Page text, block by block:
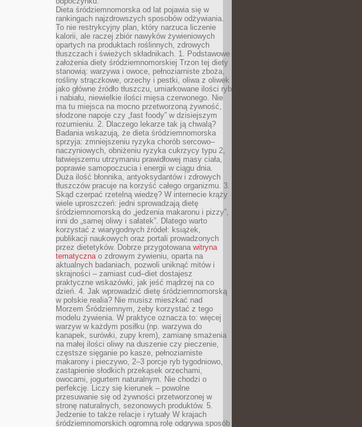
Dieta śródziemnomorska od lat pojawia się w
rankingach najzdrowszych sposobów odżywiania.
To nie restrykcyjny plan, który narzuca liczenie
kalorii, ale raczej zbiór nawyków żywieniowych
opartych na produktach roślinnych, zdrowych
tłuszczach i świeżych składnikach. 1. Podstawowe
założenia diety śródziemnomorskiej Trzon tej diety
stanowią: warzywa i owoce, pełnoziarniste zboża,
rośliny strączkowe, orzechy i pestki, oliwa z oliwek
jako główne źródło tłuszczu, umiarkowane ilości ryb
i nabiału, niewielkie ilości mięsa czerwonego. Nie
ma tu miejsca na mocno przetworzoną żywność,
słodzone napoje czy „fast foody” w dzisiejszym
rozumieniu. 2. Dlaczego lekarze tak ją chwalą?
Badania wskazują, że dieta śródziemnomorska
sprzyja: zmniejszeniu ryzyka chorób sercowo–
naczyniowych, obniżeniu ryzyka cukrzycy typu 2,
łatwiejszemu utrzymaniu prawidłowej masy ciała,
poprawie samopoczucia i energii w ciągu dnia.
Duża ilość błonnika, antyoksydantów i zdrowych
tłuszczów pracuje na korzyść całego organizmu. 3.
Skąd czerpać rzetelną wiedzę? W internecie krąży
wiele uproszczeń: jedni sprowadzają dietę
śródziemnomorską do „jedzenia makaronu i pizzy”,
inni do „samej oliwy i sałatek”. Dlatego warto
korzystać z wiarygodnych źródeł: książek,
publikacji naukowych oraz portali prowadzonych
przez dietetyków. Dobrze przygotowana witryna
tematycznao zdrowym żywieniu, oparta na
aktualnych badaniach, pozwoli uniknąć mitów i
skrajności – zamiast cud–diet dostajesz
praktyczne wskazówki, jak jeść mądrzej na co
dzień. 4. Jak wprowadzić dietę śródziemnomorską
w polskie realia? Nie musisz mieszkać nad
Morzem Śródziemnym, żeby korzystać z tego
modelu żywienia. W praktyce oznacza to: więcej
warzyw w każdym posiłku (np. warzywa do
kanapek, surówki, zupy krem), zamianę smażenia
na małej ilości oliwy na duszenie czy pieczenie,
częstsze sięganie po kasze, pełnoziarniste
makarony i pieczywo, 2–3 porcje ryb tygodniowo,
zastąpienie słodkich przekąsek orzechami,
owocami, jogurtem naturalnym. Nie chodzi o
perfekcję. Liczy się kierunek – powolne
przesuwanie się od żywności przetworzonej w
stronę naturalnych, sezonowych produktów. 5.
Jedzenie to także relacje i rytuały W krajach
śródziemnomorskich ogromną rolę odgrywa sposób